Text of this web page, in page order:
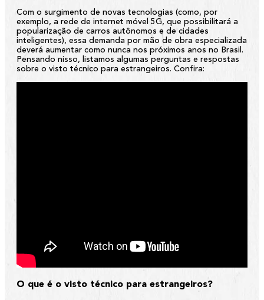
Com o surgimento de novas tecnologias (como, por
exemplo, a rede de internet móvel 5G, que possibilitará a
popularização de carros autônomos e de cidades
inteligentes), essa demanda por mão de obra especializada
deverá aumentar como nunca nos próximos anos no Brasil.
Pensando nisso, listamos algumas perguntas e respostas
sobre o visto técnico para estrangeiros. Confira:
O que é o visto técnico para estrangeiros?